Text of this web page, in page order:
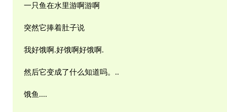
一只鱼在水里游啊游啊
突然它捧着肚子说
我好饿啊.好饿啊好饿啊.
然后它变成了什么知道吗。..
饿鱼....